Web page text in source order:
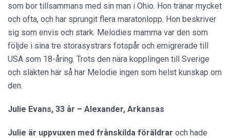
som bor tillsammans med sin man i Ohio. Hon tränar mycket
och ofta, och har sprungit flera maratonlopp. Hon beskriver
sig som envis och stark. Melodies mamma var den som
följde i sina tre storasystrars fotspår och emigrerade till
USA som 18-åring. Trots den nära kopplingen till Sverige
och släkten här så har Melodie ingen som helst kunskap om
den.
Julie Evans, 33 år – Alexander, Arkansas
Julie är uppvuxen med frånskilda föräldrar och hade